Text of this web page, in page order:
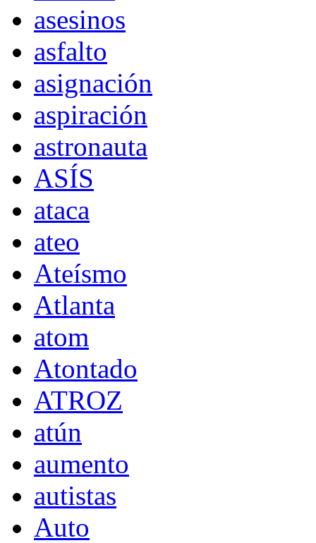
asesinos
asfalto
asignación
aspiración
astronauta
ASÍS
ataca
ateo
Ateísmo
Atlanta
atom
Atontado
ATROZ
atún
aumento
autistas
Auto